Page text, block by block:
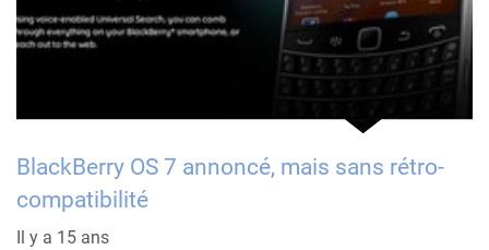
BlackBerry OS 7 annoncé, mais sans rétro-
compatibilité
Il y a 15 ans